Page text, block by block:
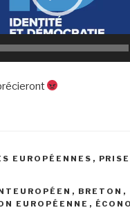
EUROPÉENNES ,
, BRETON ,
EUROPÉENNE ,